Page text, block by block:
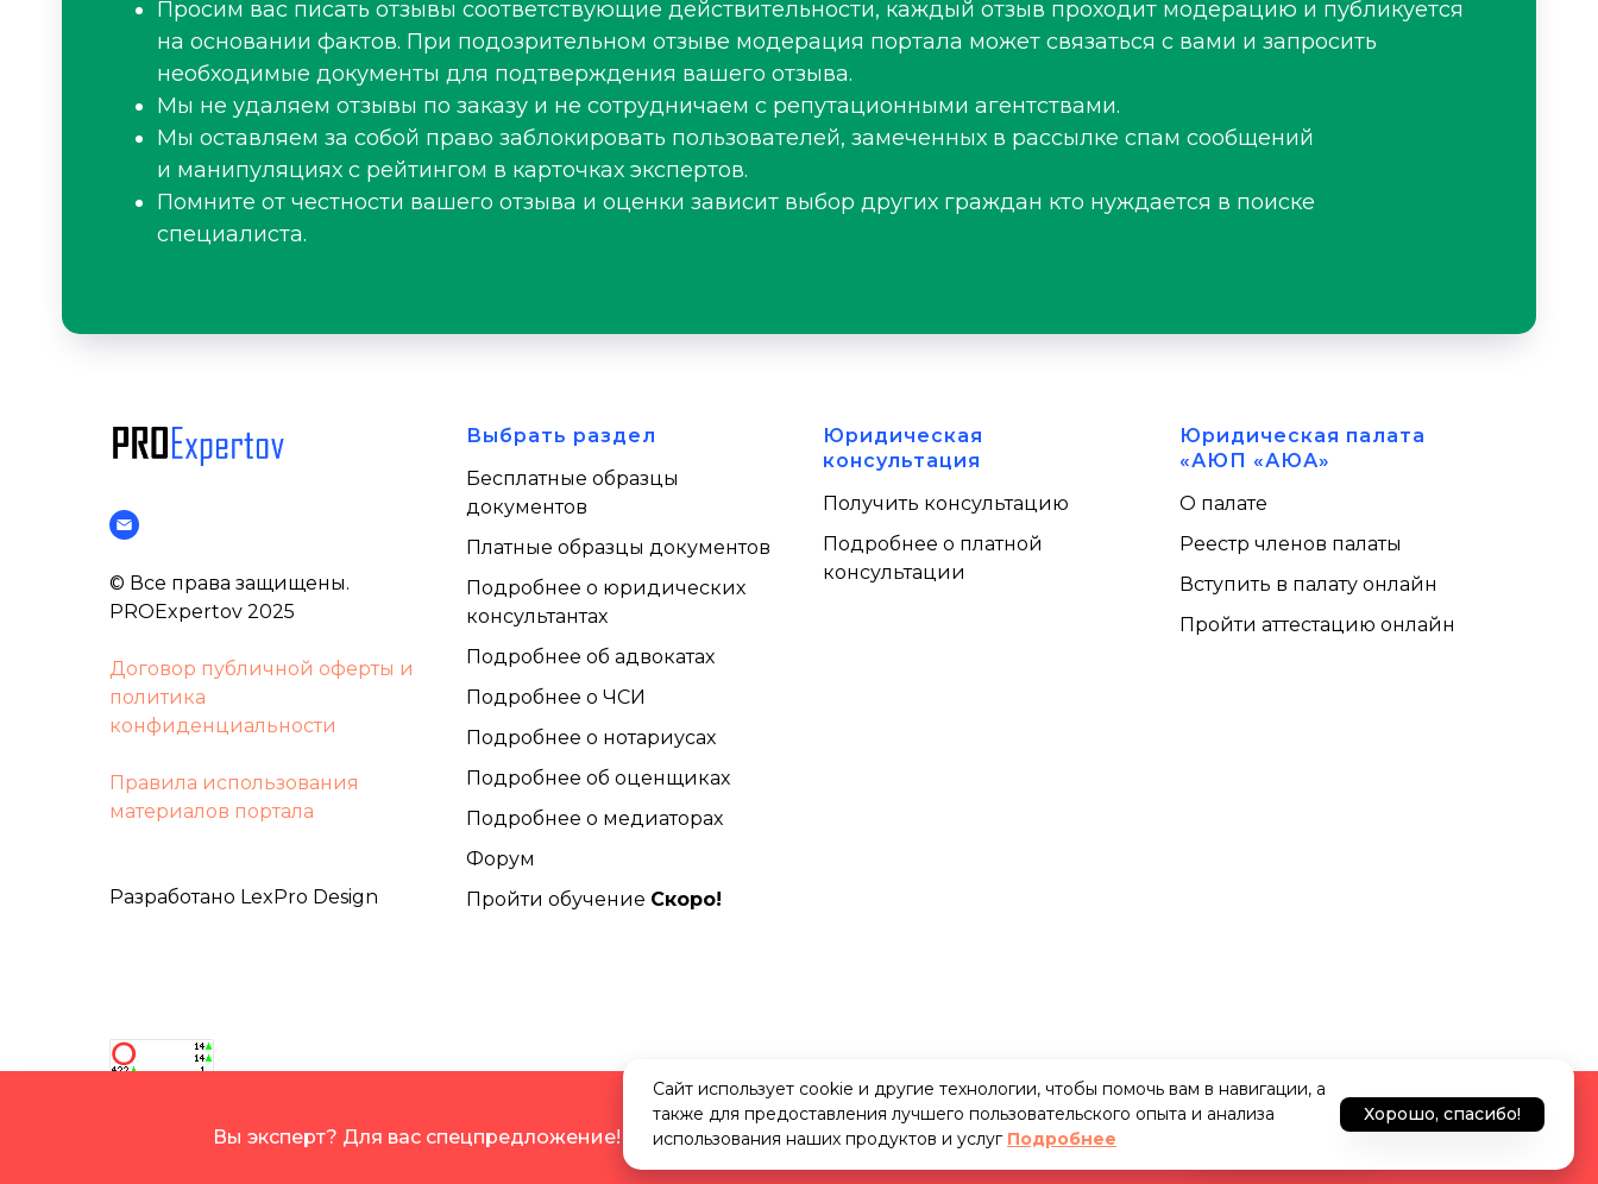
Вы эксперт? Для вас спецпредложение! Бесплатноеразмещение личной карточки на портале Узнать подробнее
Сайт использует cookie и другие технологии, чтобы помочь вам в навигации, а
также для предоставления лучшего пользовательского опыта и анализа
использования наших продуктов и услуг Подробнее
Хорошо, спасибо!
Просим вас писать отзывы соответствующие действительности, каждый отзыв проходит модерацию и публикуется
на основании фактов. При подозрительном отзыве модерация портала может связаться с вами и запросить
необходимые документы для подтверждения вашего отзыва.
Мы не удаляем отзывы по заказу и не сотрудничаем с репутационными агентствами.
Мы оставляем за собой право заблокировать пользователей, замеченных в рассылке спам сообщений
и манипуляциях с рейтингом в карточках экспертов.
Помните от честности вашего отзыва и оценки зависит выбор других граждан кто нуждается в поиске
специалиста.
© Все права защищены.
PROExpertov 2025
Договор публичной оферты и
политика
конфиденциальности
Правила использования
материалов портала
Разработано LexPro Design
Выбрать раздел
Бесплатные образцы
документов
Платные образцы документов
Подробнее о юридических
консультантах
Подробнее об адвокатах
Подробнее о ЧСИ
Подробнее о нотариусах
Подробнее об оценщиках
Подробнее о медиаторах
Форум
Пройти обучение Скоро!
Юридическая
консультация
Получить консультацию
Подробнее о платной
консультации
Юридическая палата
«АЮП «АЮА»
О палате
Реестр членов палаты
Вступить в палату онлайн
Пройти аттестацию онлайн